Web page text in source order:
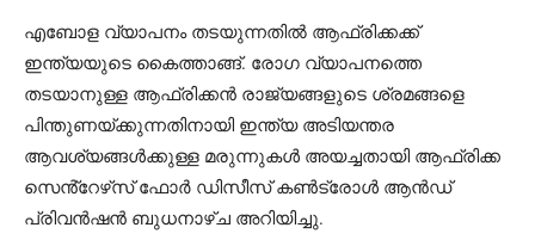
എബോള വ്യാപനം തടയുന്നതിൽ ആഫ്രിക്കക്ക്
ഇന്ത്യയുടെ കൈത്താങ്ങ്. രോഗ വ്യാപനത്തെ
തടയാനുള്ള ആഫ്രിക്കന്‍ രാജ്യങ്ങളുടെ ശ്രമങ്ങളെ
പിന്തുണയ്ക്കുന്നതിനായി ഇന്ത്യ അടിയന്തര
ആവശ്യങ്ങൾക്കുള്ള മരുന്നുകൾ അയച്ചതായി ആഫ്രിക്ക
സെൻ്റേഴ്‌സ് ഫോർ ഡിസീസ് കൺട്രോൾ ആൻഡ്
പ്രിവൻഷൻ ബുധനാഴ്‌ച അറിയിച്ചു.